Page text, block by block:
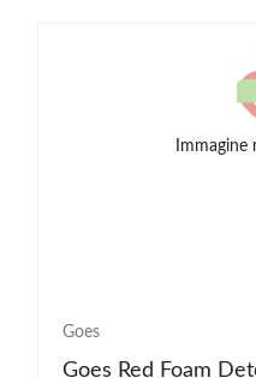
Immagine
Goes
Goes Red Foam